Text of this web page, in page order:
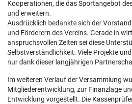
Kooperationen, die das Sportangebot
und erweitern.
Ausdrücklich bedankte sich der
und Förderern des Vereins. Gerade in
anspruchsvollen Zeiten sei diese
Selbstverständlichkeit. Viele Projekte
nur dank dieser langjährigen
Im weiteren Verlauf der Versammlung
Mitgliederentwicklung, zur Finanzlage
Entwicklung vorgestellt. Die